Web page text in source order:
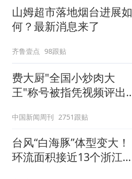
山姆超市落地烟台进展如
何？最新消息来了
齐鲁壹点 98跟贴
费大厨"全国小炒肉大
王"称号被指凭视频评出
中国新闻周刊 2751跟贴
台风“白海豚”体型变大！
环流面积接近13个浙江那